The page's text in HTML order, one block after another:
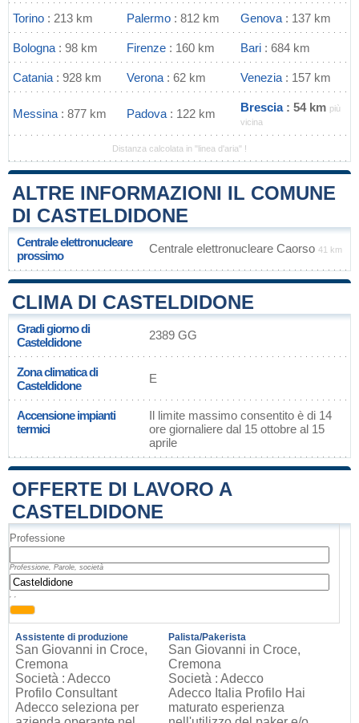
Torino : 213 km Palermo : 812 km Genova : 137 km
Bologna : 98 km Firenze : 160 km Bari : 684 km
Catania : 928 km Verona : 62 km Venezia : 157 km
Messina : 877 km Padova : 122 km Brescia: 54 km più
vicina
Distanza calcolata in "linea d'aria" !
ALTRE INFORMAZIONI IL COMUNE
DI CASTELDIDONE
Centrale elettronucleare
prossimo
Centrale elettronucleare Caorso 41 km
CLIMA DI CASTELDIDONE
Gradi giorno di
Casteldidone
2389 GG
Zona climatica di
Casteldidone
E
Accensione impianti
termici
Il limite massimo consentito è di 14
ore giornaliere dal 15 ottobre al 15
aprile
OFFERTE DI LAVORO A
CASTELDIDONE
Professione
Professione, Parole, società
, ,
Assistente di produzione
San Giovanni in Croce,
Cremona
Società : Adecco
Profilo Consultant
Adecco seleziona per
Palista/Pakerista
San Giovanni in Croce,
Cremona
Società : Adecco
Adecco Italia Profilo Hai
maturato esperienza